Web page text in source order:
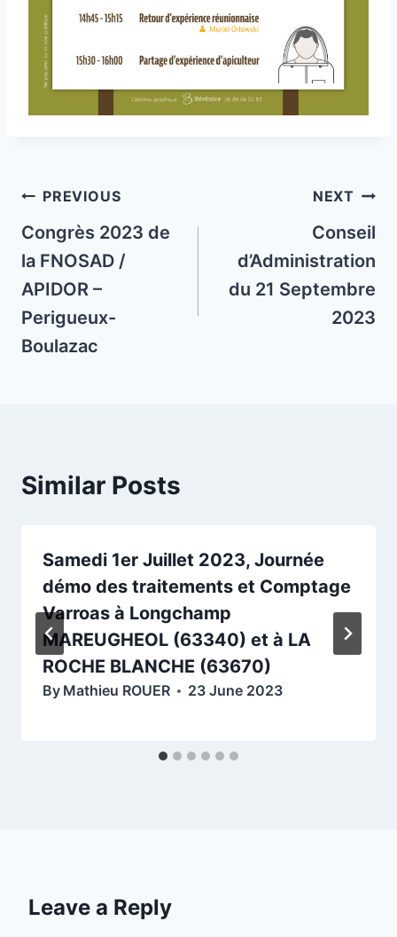
Post
navigation
PREVIOUS
Congrès 2023 de
la FNOSAD /
APIDOR –
Perigueux-
Boulazac
NEXT
Conseil
d’Administration
du 21 Septembre
2023
Similar Posts
Samedi 1er Juillet 2023, Journée
démo des traitements et Comptage
Varroas à Longchamp
MAREUGHEOL (63340) et à LA
ROCHE BLANCHE (63670)
By Mathieu ROUER 23 June 2023
Leave a Reply